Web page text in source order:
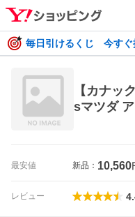
毎日引けるくじ 今すぐ
【カナッ
sマツダ
最安値 新品： 10,560
レビュー